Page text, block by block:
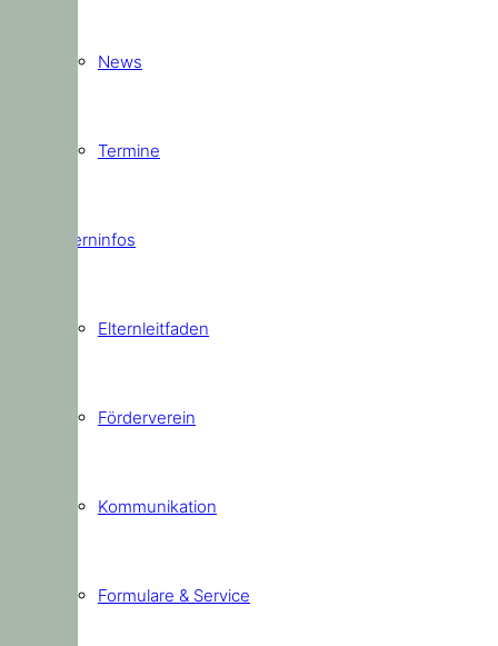
News
Termine
Elterninfos
Elternleitfaden
Förderverein
Kommunikation
Formulare & Service